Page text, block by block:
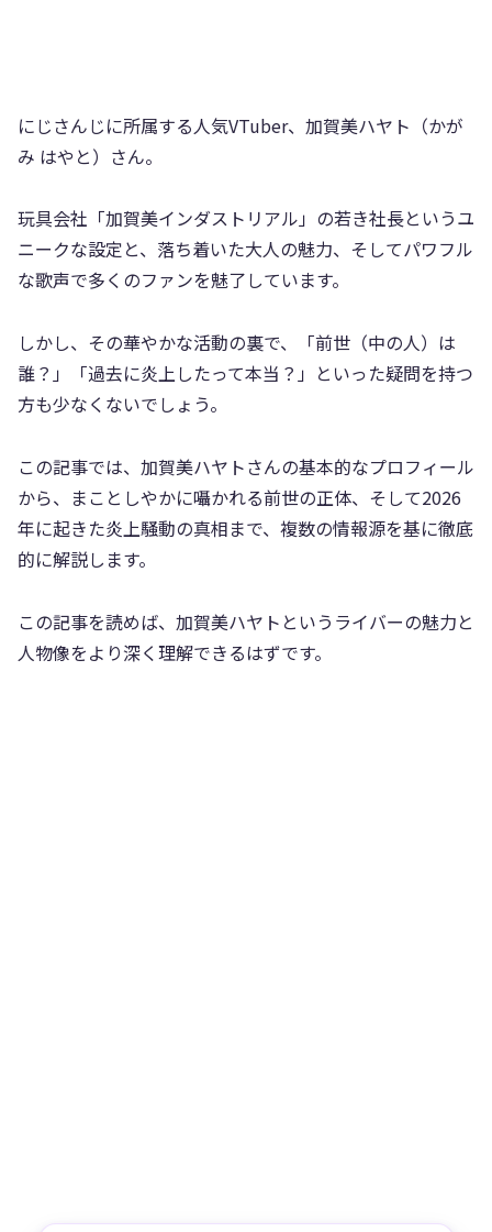
にじさんじに所属する人気VTuber、加賀美ハヤト（かが
み はやと）さん。
玩具会社「加賀美インダストリアル」の若き社長というユ
ニークな設定と、落ち着いた大人の魅力、そしてパワフル
な歌声で多くのファンを魅了しています。
しかし、その華やかな活動の裏で、「前世（中の人）は
誰？」「過去に炎上したって本当？」といった疑問を持つ
方も少なくないでしょう。
この記事では、加賀美ハヤトさんの基本的なプロフィール
から、まことしやかに囁かれる前世の正体、そして2026
年に起きた炎上騒動の真相まで、複数の情報源を基に徹底
的に解説します。
この記事を読めば、加賀美ハヤトというライバーの魅力と
人物像をより深く理解できるはずです。